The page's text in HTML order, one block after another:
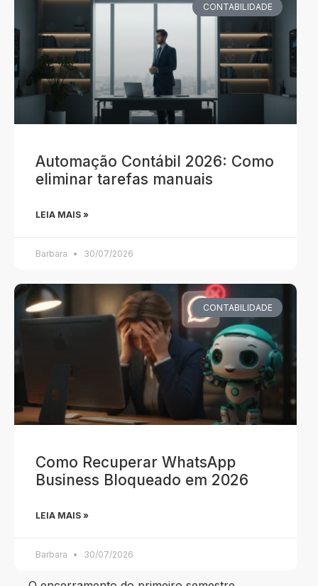
CONTABILIDADE
Automação Contábil 2026: Como
eliminar tarefas manuais
LEIA MAIS »
Barbara 30/07/2026
CONTABILIDADE
Como Recuperar WhatsApp
Business Bloqueado em 2026
LEIA MAIS »
Barbara 30/07/2026